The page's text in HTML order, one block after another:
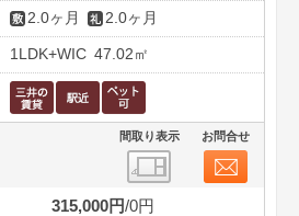
2.0ヶ月 2.0ヶ月
1LDK+WIC 47.02㎡
間取り表示 お問合せ
315,000円 0円